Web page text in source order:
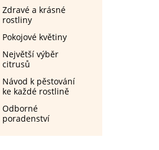
Zdravé a krásné
rostliny
Pokojové květiny
Největší výběr
citrusů
Návod k pěstování
ke každé rostlině
Odborné
poradenství